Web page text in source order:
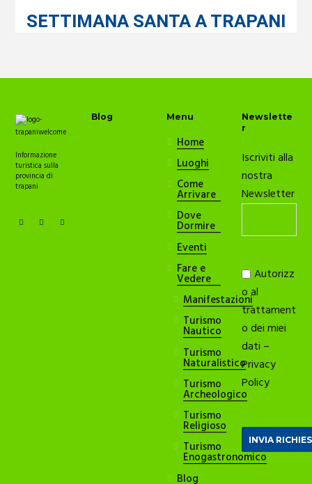
SETTIMANA SANTA A TRAPANI
Informazione
turistica sulla
provincia di
trapani
Blog Menu
Home
Luoghi
Come
Arrivare
Dove
Dormire
Eventi
Fare e
Vedere
Manifestazioni
Turismo
Nautico
Turismo
Naturalistico
Turismo
Archeologico
Turismo
Religioso
Turismo
Enogastronomico
Blog
Newslette
r
Iscriviti alla
nostra
Newsletter
Autorizz
o al
trattament
o dei miei
dati –
Privacy
Policy